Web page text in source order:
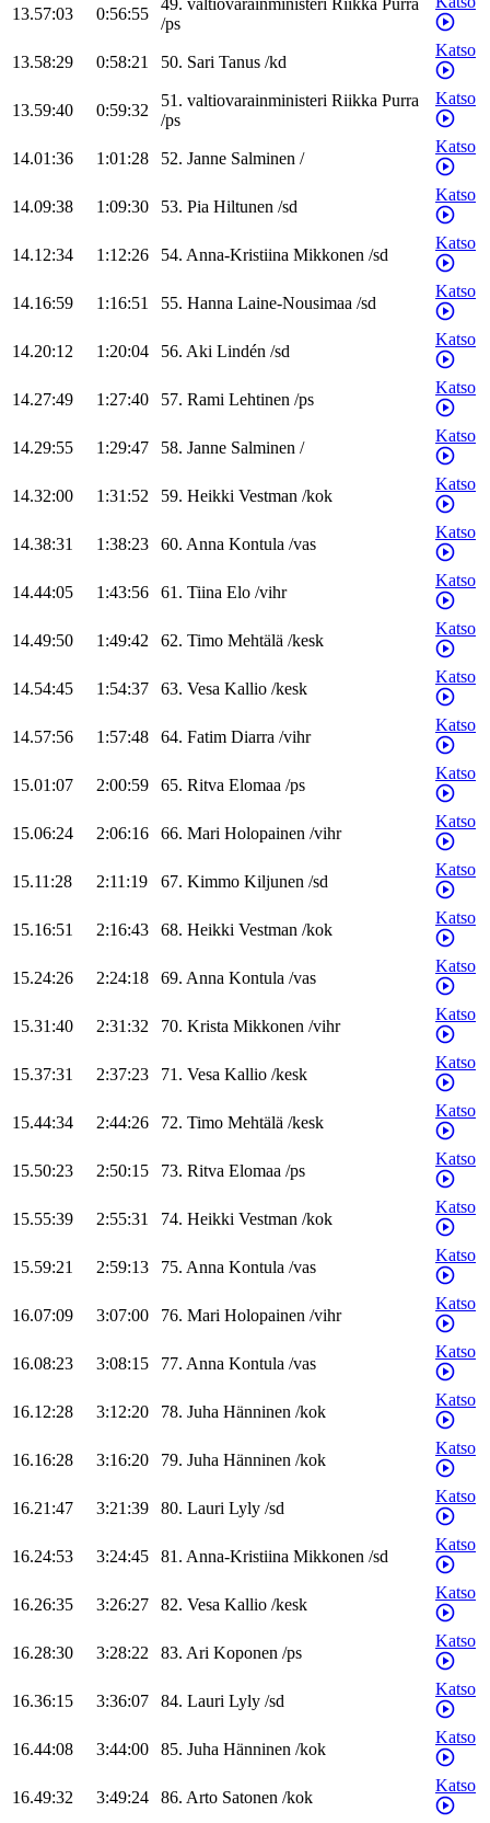
13.57:03 0:56:55
49. valtiovarainministeri Riikka Purra
/ps
13.58:29 0:58:21 50. Sari Tanus /kd
Katso
13.59:40 0:59:32
51. valtiovarainministeri Riikka Purra
/ps
Katso
14.01:36 1:01:28 52. Janne Salminen /
Katso
14.09:38 1:09:30 53. Pia Hiltunen /sd
Katso
14.12:34 1:12:26 54. Anna-Kristiina Mikkonen /sd
Katso
14.16:59 1:16:51 55. Hanna Laine-Nousimaa /sd
Katso
14.20:12 1:20:04 56. Aki Lindén /sd
Katso
14.27:49 1:27:40 57. Rami Lehtinen /ps
Katso
14.29:55 1:29:47 58. Janne Salminen /
Katso
14.32:00 1:31:52 59. Heikki Vestman /kok
Katso
14.38:31 1:38:23 60. Anna Kontula /vas
Katso
14.44:05 1:43:56 61. Tiina Elo /vihr
Katso
14.49:50 1:49:42 62. Timo Mehtälä /kesk
Katso
14.54:45 1:54:37 63. Vesa Kallio /kesk
Katso
14.57:56 1:57:48 64. Fatim Diarra /vihr
Katso
15.01:07 2:00:59 65. Ritva Elomaa /ps
Katso
15.06:24 2:06:16 66. Mari Holopainen /vihr
Katso
15.11:28 2:11:19 67. Kimmo Kiljunen /sd
Katso
15.16:51 2:16:43 68. Heikki Vestman /kok
Katso
15.24:26 2:24:18 69. Anna Kontula /vas
Katso
15.31:40 2:31:32 70. Krista Mikkonen /vihr
Katso
15.37:31 2:37:23 71. Vesa Kallio /kesk
Katso
15.44:34 2:44:26 72. Timo Mehtälä /kesk
Katso
15.50:23 2:50:15 73. Ritva Elomaa /ps
Katso
15.55:39 2:55:31 74. Heikki Vestman /kok
Katso
15.59:21 2:59:13 75. Anna Kontula /vas
Katso
16.07:09 3:07:00 76. Mari Holopainen /vihr
Katso
16.08:23 3:08:15 77. Anna Kontula /vas
Katso
16.12:28 3:12:20 78. Juha Hänninen /kok
Katso
16.16:28 3:16:20 79. Juha Hänninen /kok
Katso
16.21:47 3:21:39 80. Lauri Lyly /sd
Katso
16.24:53 3:24:45 81. Anna-Kristiina Mikkonen /sd
Katso
16.26:35 3:26:27 82. Vesa Kallio /kesk
Katso
16.28:30 3:28:22 83. Ari Koponen /ps
Katso
16.36:15 3:36:07 84. Lauri Lyly /sd
Katso
16.44:08 3:44:00 85. Juha Hänninen /kok
Katso
16.49:32 3:49:24 86. Arto Satonen /kok
Katso